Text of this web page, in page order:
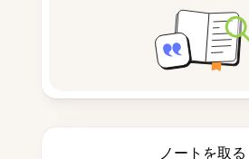
ノートを取る